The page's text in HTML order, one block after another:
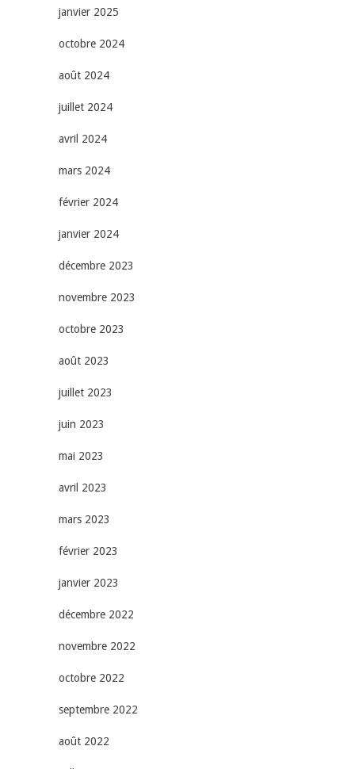
janvier 2025
octobre 2024
août 2024
juillet 2024
avril 2024
mars 2024
février 2024
janvier 2024
décembre 2023
novembre 2023
octobre 2023
août 2023
juillet 2023
juin 2023
mai 2023
avril 2023
mars 2023
février 2023
janvier 2023
décembre 2022
novembre 2022
octobre 2022
septembre 2022
août 2022